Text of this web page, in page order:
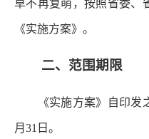
草不再复萌，按照省委、
《实施方案》。
二、范围期限
《实施方案》自印发之
月31日。